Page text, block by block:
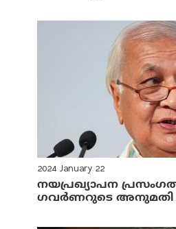
2024 January 22
നയപ്രഖ്യാപന
ഗവര്‍ണറുടെ അനുമതി